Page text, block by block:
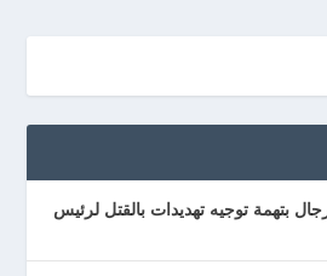
بتهمة توجيه تهديدات بالقتل لرئيس